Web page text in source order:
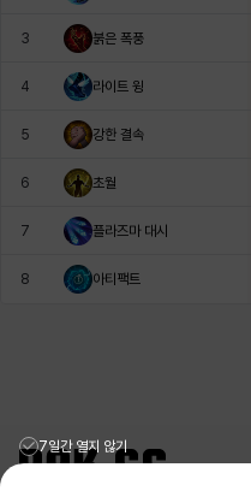
이슈트반
츠바메
펜리르 펠릭스 프리야
3 붉은 폭풍
4 라이트 윙
5 강한 결속
6 초월
7 플라즈마 대시
8 아티팩트
7일간 열지 않기